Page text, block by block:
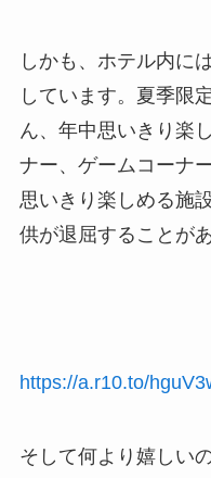
しかも、ホテル内に
しています。夏季限
ん、年中思いきり楽
ナー、ゲームコーナ
思いきり楽しめる施
供が退屈することが
https://a.r10.to/
そして何より嬉しい